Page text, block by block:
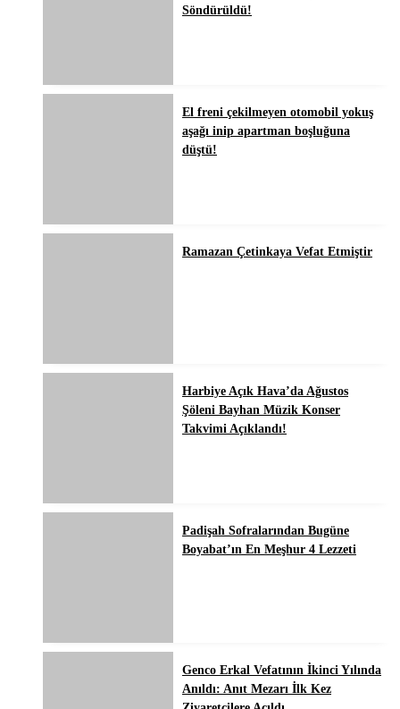
Söndürüldü!
El freni çekilmeyen otomobil yokuş
aşağı inip apartman boşluğuna
düştü!
Ramazan Çetinkaya Vefat Etmiştir
Harbiye Açık Hava’da Ağustos
Şöleni Bayhan Müzik Konser
Takvimi Açıklandı!
Padişah Sofralarından Bugüne
Boyabat’ın En Meşhur 4 Lezzeti
Genco Erkal Vefatının İkinci Yılında
Anıldı: Anıt Mezarı İlk Kez